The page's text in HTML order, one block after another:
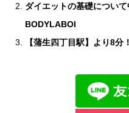
ダイエットの基礎につい
BODYLABOI
【蒲生四丁目駅】より8